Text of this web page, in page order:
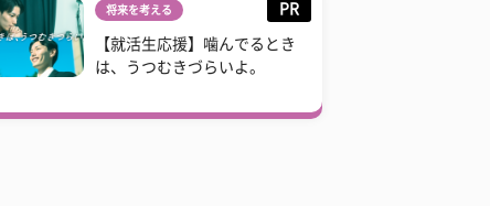
将来を考える PR
【就活生応援】噛んでるとき
は、うつむきづらいよ。